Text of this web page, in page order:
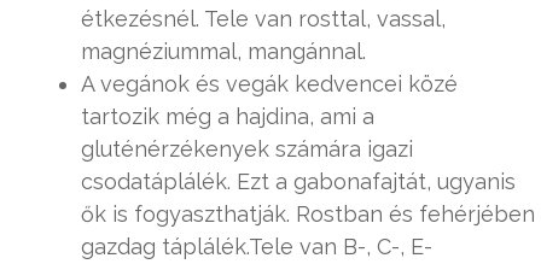
étkezésnél. Tele van rosttal, vassal,
magnéziummal, mangánnal.
A vegánok és vegák kedvencei közé
tartozik még a hajdina, ami a
gluténérzékenyek számára igazi
csodatáplálék. Ezt a gabonafajtát, ugyanis
ők is fogyaszthatják. Rostban és fehérjében
gazdag táplálék.Tele van B-, C-, E-